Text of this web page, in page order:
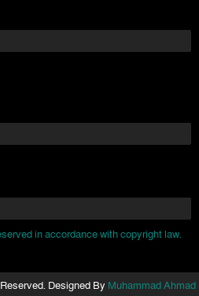
in accordance with copyright law.
Designed By Muhammad Ahmad